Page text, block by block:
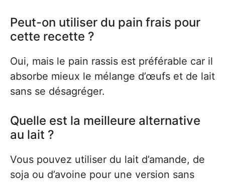
Peut-on utiliser du pain frais pour
cette recette ?
Oui, mais le pain rassis est préférable car il
absorbe mieux le mélange d’œufs et de lait
sans se désagréger.
Quelle est la meilleure alternative
au lait ?
Vous pouvez utiliser du lait d’amande, de
soja ou d’avoine pour une version sans